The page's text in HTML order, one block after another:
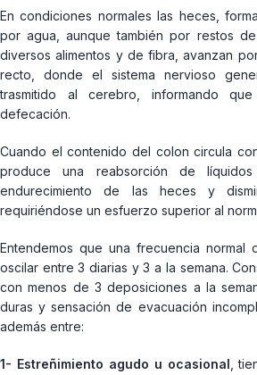
En condiciones normales las heces,
por agua, aunque también por restos
diversos alimentos y de fibra, avanzan
recto, donde el sistema nervioso
trasmitido al cerebro, informando
defecación.
Cuando el contenido del colon circula
produce una reabsorción de
endurecimiento de las heces y
requiriéndose un esfuerzo superior al
Entendemos que una frecuencia normal
oscilar entre 3 diarias y 3 a la semana.
con menos de 3 deposiciones a la
duras y sensación de evacuación
además entre:
1- Estreñimiento agudo u ocasional ,